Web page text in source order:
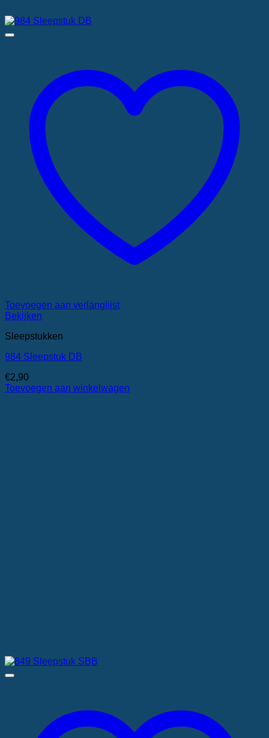
Toevoegen aan verlanglijst
Bekijken
Sleepstukken
984 Sleepstuk DB
€2,90
Toevoegen aan winkelwagen